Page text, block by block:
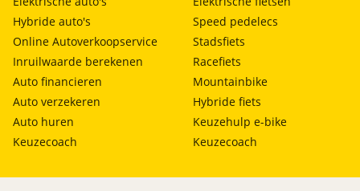
Hybride auto's
Online Autoverkoopservice
Inruilwaarde berekenen
Auto financieren
Auto verzekeren
Auto huren
Keuzecoach
Speed pedelecs
Stadsfiets
Racefiets
Mountainbike
Hybride fiets
Keuzehulp e-bike
Keuzecoach